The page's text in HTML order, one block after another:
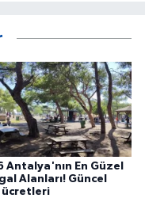
Antalya'nın En Güzel
Alanları! Güncel
ücretleri